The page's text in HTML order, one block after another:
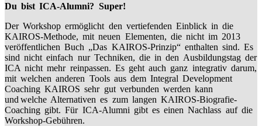
Du bist ICA-Alumni? Super!
Der Workshop ermöglicht den vertiefenden Einblick in die
KAIROS-Methode, mit neuen Elementen, die nicht im 2013
veröffentlichen Buch „Das KAIROS-Prinzip“ enthalten sind. Es
sind nicht einfach nur Techniken, die in den Ausbildungstag der
ICA nicht mehr reinpassen. Es geht auch ganz integrativ darum,
mit welchen anderen Tools aus dem Integral Development
Coaching KAIROS sehr gut verbunden werden kann
und welche Alternativen es zum langen KAIROS-Biografie-
Coaching gibt. Für ICA-Alumni gibt es einen Nachlass auf die
Workshop-Gebühren.